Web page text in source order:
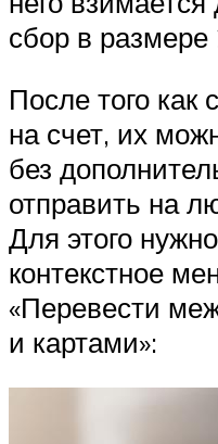
сбор в размере
После того как
на счет, их
без
отправить на
Для этого
контекстное
«Перевести
и картами»: